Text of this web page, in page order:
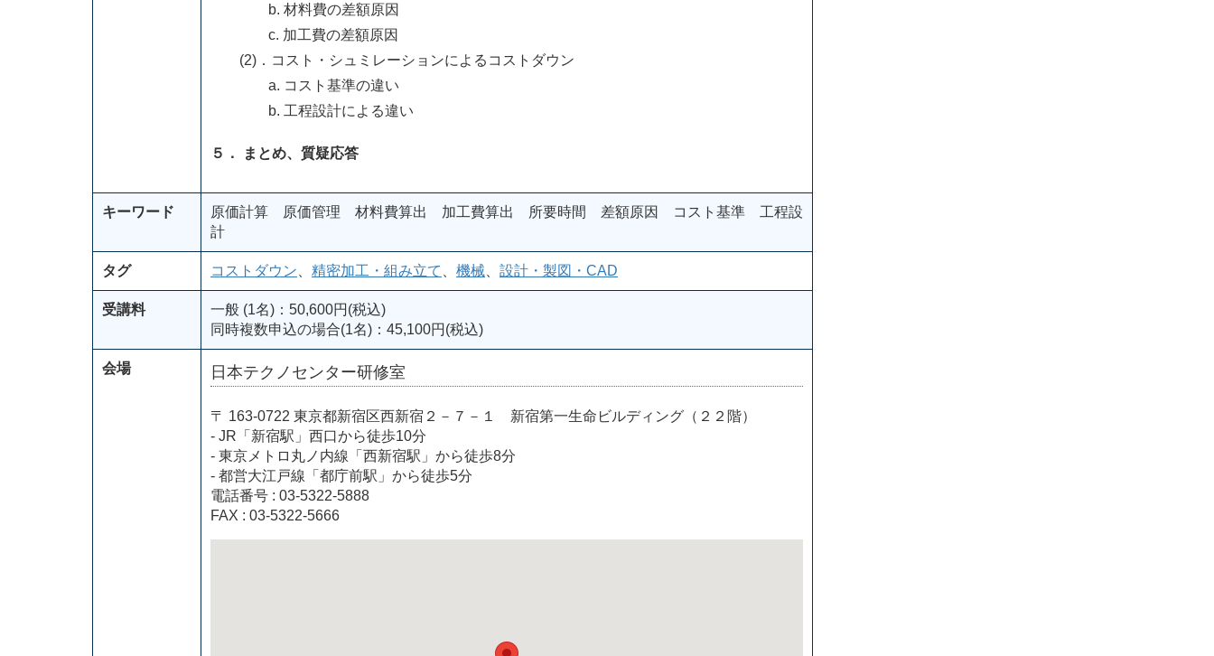
b. 材料費の差額原因
c. 加工費の差額原因
(2)．コスト・シュミレーションによるコストダウン
a. コスト基準の違い
b. 工程設計による違い
５． まとめ、質疑応答
キーワード
原価計算 原価管理 材料費算出 加工費算出 所要時間 差額原因 コスト基準 工程設
計
タグ コストダウン 精密加工・組み立て 機械 設計・製図・CAD
受講料
一般 (1名)：50,600円(税込)
同時複数申込の場合(1名)：45,100円(税込)
会場 日本テクノセンター研修室
〒 163-0722 東京都新宿区西新宿２－７－１ 新宿第一生命ビルディング（２２階）
- JR「新宿駅」西口から徒歩10分
- 東京メトロ丸ノ内線「西新宿駅」から徒歩8分
- 都営大江戸線「都庁前駅」から徒歩5分
電話番号 : 03-5322-5888
FAX : 03-5322-5666